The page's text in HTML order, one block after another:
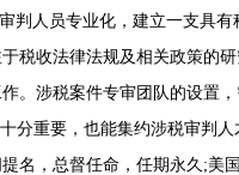
人员专业化，建立一支具有
税收法律法规及相关政策的
。涉税案件专审团队的设置
分重要，也能集约涉税审判
名，总督任命，任期永久;美